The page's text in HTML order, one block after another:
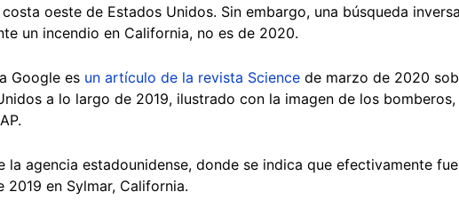
oeste de Estados Unidos. Sin embargo, una búsqueda
un incendio en California, no es de 2020.
Google es un artículo de la revista Science de marzo de 2020
a lo largo de 2019, ilustrado con la imagen de los bomberos,
la agencia estadounidense, donde se indica que efectivamente fue
en Sylmar, California.